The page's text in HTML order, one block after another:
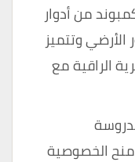
من أدوار
الأرضي وتتميز
الراقية مع
الخصوصية